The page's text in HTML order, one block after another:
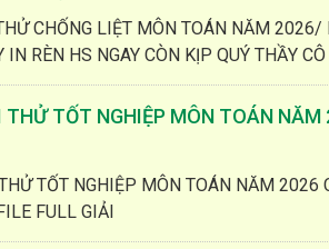
CHỐNG LIỆT MÔN TOÁN NĂM 2026/
IN RÈN HS NGAY CÒN KỊP QUÝ THẦY
THỬ TỐT NGHIỆP MÔN TOÁN NĂM
TỐT NGHIỆP MÔN TOÁN NĂM 2026
FULL GIẢI